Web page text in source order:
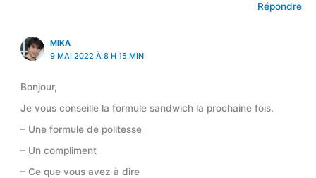
Répondre
MIKA
9 MAI 2022 À 8 H 15 MIN
Bonjour,
Je vous conseille la formule sandwich la prochaine fois.
– Une formule de politesse
– Un compliment
– Ce que vous avez à dire